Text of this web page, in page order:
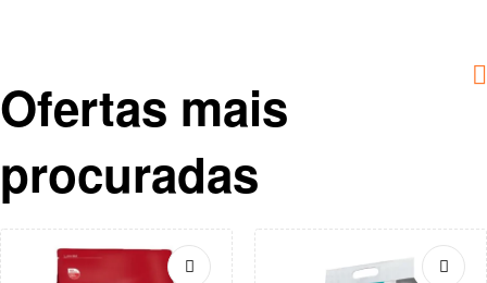
Ofertas mais
procuradas